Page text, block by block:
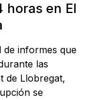
horas en El
de informes que
las
de Llobregat,
se